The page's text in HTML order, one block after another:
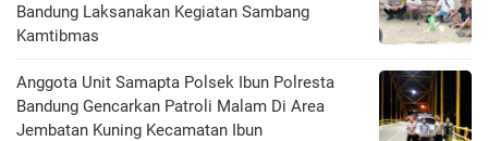
Bandung Laksanakan Kegiatan Sambang
Kamtibmas
Anggota Unit Samapta Polsek Ibun Polresta
Bandung Gencarkan Patroli Malam Di Area
Jembatan Kuning Kecamatan Ibun